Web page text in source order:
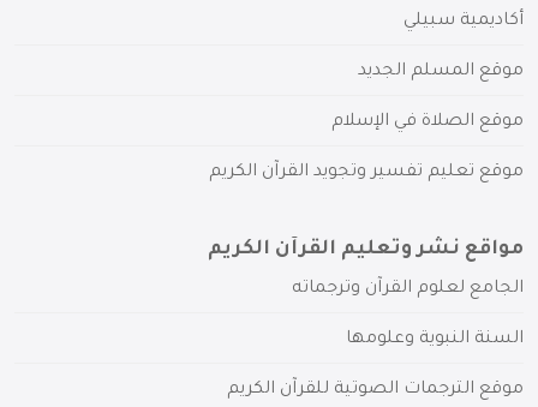
أكاديمية سبيلي
موقع المسلم الجديد
موقع الصلاة في الإسلام
موقع تعليم تفسير وتجويد القرآن الكريم
مواقع نشر وتعليم القرآن الكريم
الجامع لعلوم القرآن وترجماته
السنة النبوية وعلومها
موقع الترجمات الصوتية للقرآن الكريم